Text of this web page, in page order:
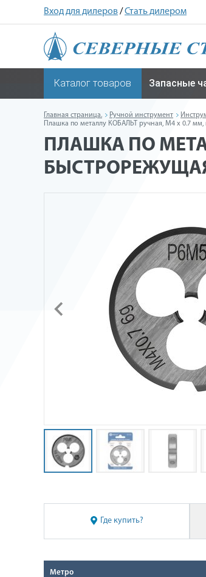
Вход для дилеров/Стать дилером
Каталог товаров Запасные
Главная страница. Ручной инструмент
Плашка по металлу КОБАЛЬТ ручная, М4 х 0.7 мм,
ПЛАШКА ПО
БЫСТРОРЕЖУЩАЯ
Где купить?
Метро